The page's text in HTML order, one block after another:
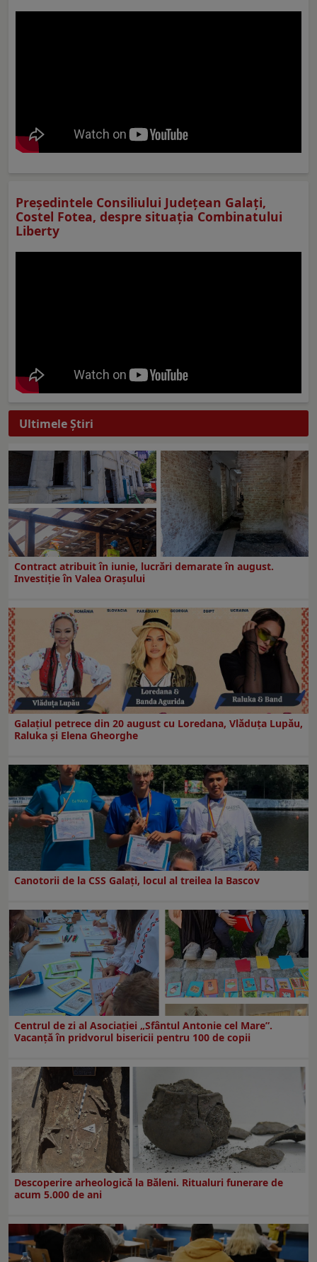
Preşedintele Consiliului Judeţean Galaţi,
Costel Fotea, despre situaţia Combinatului
Liberty
Ultimele Ştiri
Contract atribuit în iunie, lucrări demarate în august.
Investiţie în Valea Oraşului
Galaţiul petrece din 20 august cu Loredana, Vlăduța Lupău,
Raluka și Elena Gheorghe
Canotorii de la CSS Galați, locul al treilea la Bascov
Centrul de zi al Asociației „Sfântul Antonie cel Mare”.
Vacanță în pridvorul bisericii pentru 100 de copii
Descoperire arheologică la Băleni. Ritualuri funerare de
acum 5.000 de ani